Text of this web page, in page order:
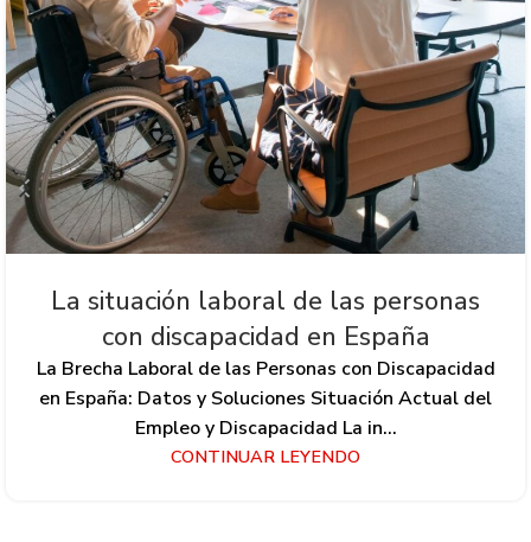
La situación laboral de las personas
con discapacidad en España
La Brecha Laboral de las Personas con Discapacidad
en España: Datos y Soluciones Situación Actual del
Empleo y Discapacidad La in...
CONTINUAR LEYENDO